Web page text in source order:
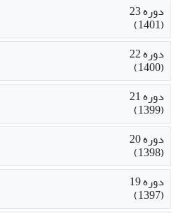
دوره 23
(1401)
دوره 22
(1400)
دوره 21
(1399)
دوره 20
(1398)
دوره 19
(1397)